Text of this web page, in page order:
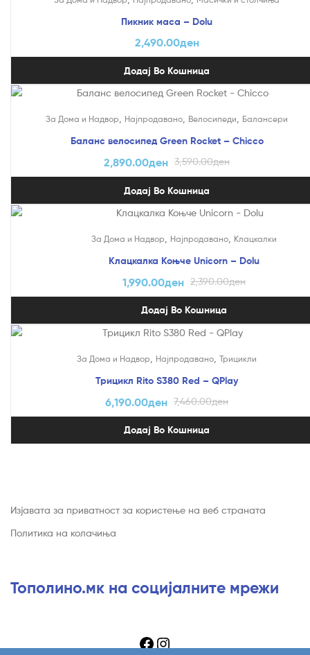
Пикник маса – Dolu
2,490.00ден
Додај Во Кошница
За Дома и Надвор, Најпродавано, Велосипеди, Балансери
Баланс велосипед Green Rocket – Chicco
3,590.00ден
2,890.00ден
Додај Во Кошница
За Дома и Надвор Најпродавано Клацкалки
Клацкалка Коњче Unicorn – Dolu
2,390.00ден
1,990.00ден
Додај Во Кошница
За Дома и Надвор Најпродавано Трицикли
Трицикл Rito S380 Red – QPlay
7,460.00ден
6,190.00ден
Додај Во Кошница
Изјавата за приватност за користење на веб страната
Политика на колачиња
Тополино.мк на социјалните мрежи